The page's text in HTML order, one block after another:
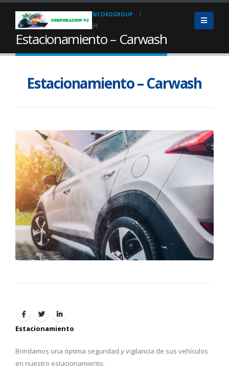
HOME
INCORDGROUP
ESTACIONAMIENTO – CARWASH
Estacionamiento – Carwash
Estacionamiento – Carwash
Estacionamiento
Brindamos una óptima seguridad y vigilancia de sus vehículos
en nuestro estacionamiento.